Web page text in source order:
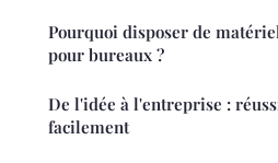
Pourquoi disposer de
pour bureaux ?
De l'idée à l'entreprise :
facilement